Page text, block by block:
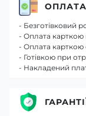
ОПЛАТА
- Безготівковий
- Оплата карткою
- Оплата карткою
- Готівкою при
- Накладений